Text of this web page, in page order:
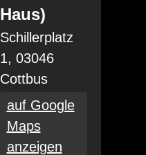
Haus)
Schillerplatz
1, 03046
Cottbus
auf Google
Maps
anzeigen